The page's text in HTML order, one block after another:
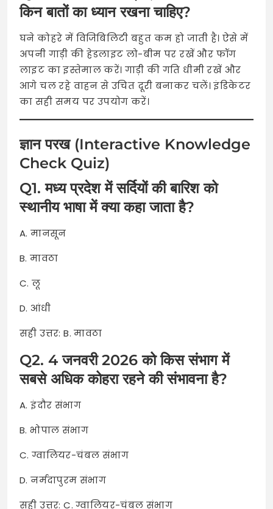
किन बातों का ध्यान रखना चाहिए?
घने कोहरे में विजिबिलिटी बहुत कम हो जाती है। ऐसे में
अपनी गाड़ी की हेडलाइट लो-बीम पर रखें और फॉग
लाइट का इस्तेमाल करें। गाड़ी की गति धीमी रखें और
आगे चल रहे वाहन से उचित दूरी बनाकर चलें। इंडिकेटर
का सही समय पर उपयोग करें।
ज्ञान परख (Interactive Knowledge
Check Quiz)
Q1. मध्य प्रदेश में सर्दियों की बारिश को
स्थानीय भाषा में क्या कहा जाता है?
A. मानसून
B. मावठा
C. लू
D. आंधी
सही उत्तर: B. मावठा
Q2. 4 जनवरी 2026 को किस संभाग में
सबसे अधिक कोहरा रहने की संभावना है?
A. इंदौर संभाग
B. भोपाल संभाग
C. ग्वालियर-चंबल संभाग
D. नर्मदापुरम संभाग
सही उत्तर: C. ग्वालियर-चंबल संभाग